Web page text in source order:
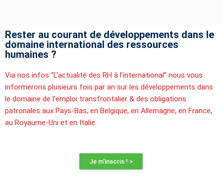
Rester au courant de développements dans le
domaine international des ressources
humaines ?
Via nos infos “L’actualité des RH à l’international” nous vous
informerons plusieurs fois par an sur les développements dans
le domaine de l’emploi transfrontalier & des obligations
patronales aux Pays-Bas, en Belgique, en Allemagne, en France,
au Royaume-Uni et en Italie.
Je m'inscris ! >